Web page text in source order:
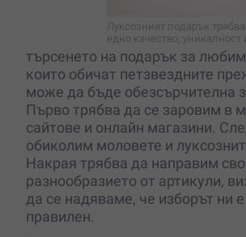
Луксозният подарък
едно качество, уникалност
търсенето на подарък за
които обичат петзвездните
може да бъде обезсърчителна
Първо трябва да се заровим в
сайтове и онлайн магазини.
обиколим моловете и
Накрая трябва да направим
разнообразието от артикули,
да се надяваме, че изборът ни
правилен.